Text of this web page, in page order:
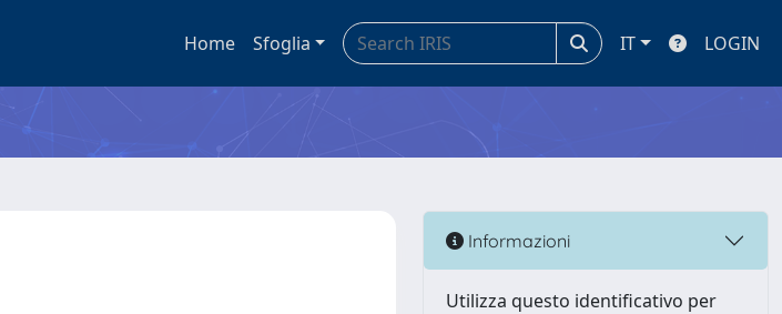
Home Sfoglia IT LOGIN
Informazioni
Utilizza questo identificativo per